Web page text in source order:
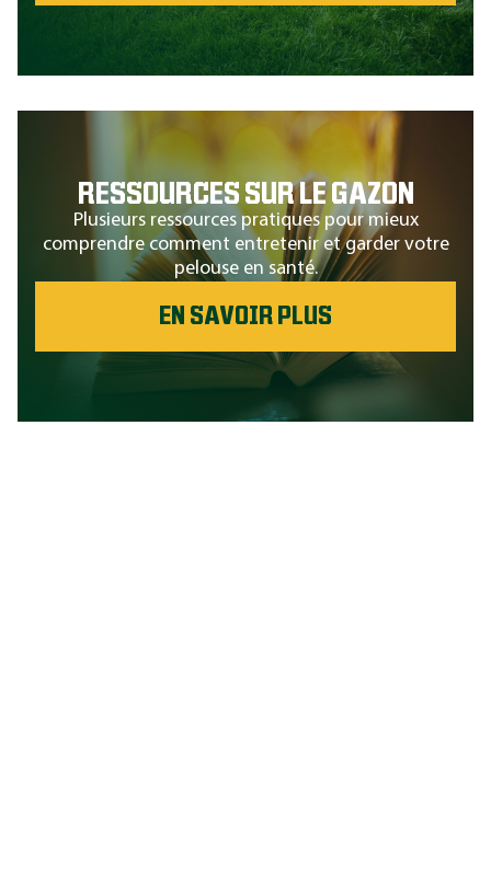
RESSOURCES SUR LE GAZON
Plusieurs ressources pratiques pour mieux
comprendre comment entretenir et garder votre
pelouse en santé.
EN SAVOIR PLUS